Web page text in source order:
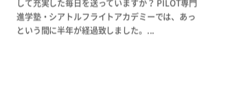
して充実した毎日を送っていますか？ PILOT専門
進学塾・シアトルフライトアカデミーでは、あっ
という間に半年が経過致しました。...